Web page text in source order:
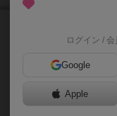
ログイン / 会
Google
Apple